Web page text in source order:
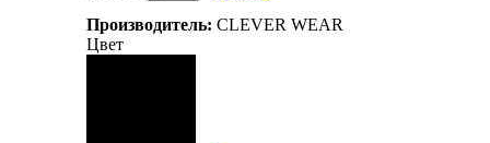
Производитель: CLEVER WEAR
Цвет